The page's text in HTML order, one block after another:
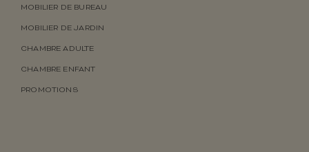
MOBILIER DE BUREAU
MOBILIER DE JARDIN
CHAMBRE ADULTE
CHAMBRE ENFANT
PROMOTIONS